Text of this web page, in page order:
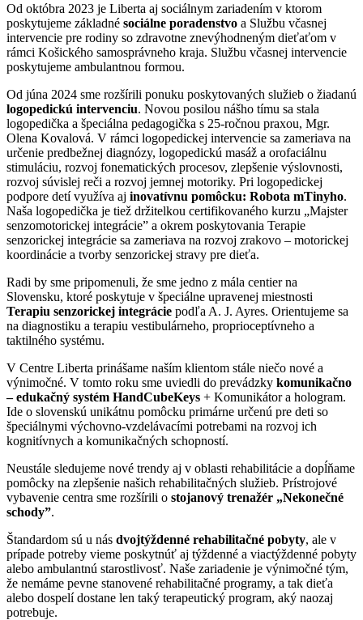
Od októbra 2023 je Liberta aj sociálnym zariadením v ktorom
poskytujeme základné sociálne poradenstvo a Službu včasnej
intervencie pre rodiny so zdravotne znevýhodneným dieťaťom v
rámci Košického samosprávneho kraja. Službu včasnej intervencie
poskytujeme ambulantnou formou.
Od júna 2024 sme rozšírili ponuku poskytovaných služieb o žiadanú
logopedickú intervenciu. Novou posilou nášho tímu sa stala
logopedička a špeciálna pedagogička s 25-ročnou praxou, Mgr.
Olena Kovalová. V rámci logopedickej intervencie sa zameriava na
určenie predbežnej diagnózy, logopedickú masáž a orofaciálnu
stimuláciu, rozvoj fonematických procesov, zlepšenie výslovnosti,
rozvoj súvislej reči a rozvoj jemnej motoriky. Pri logopedickej
podpore detí využíva aj inovatívnu pomôcku: Robota mTinyho.
Naša logopedička je tiež držitelkou certifikovaného kurzu „Majster
senzomotorickej integrácie” a okrem poskytovania Terapie
senzorickej integrácie sa zameriava na rozvoj zrakovo – motorickej
koordinácie a tvorby senzorickej stravy pre dieťa.
Radi by sme pripomenuli, že sme jedno z mála centier na
Slovensku, ktoré poskytuje v špeciálne upravenej miestnosti
Terapiu senzorickej integrácie podľa A. J. Ayres. Orientujeme sa
na diagnostiku a terapiu vestibulárneho, proprioceptívneho a
taktilného systému.
V Centre Liberta prinášame naším klientom stále niečo nové a
výnimočné. V tomto roku sme uviedli do prevádzky komunikačno
– edukačný systém HandCubeKeys + Komunikátor a hologram.
Ide o slovenskú unikátnu pomôcku primárne určenú pre deti so
špeciálnymi výchovno-vzdelávacími potrebami na rozvoj ich
kognitívnych a komunikačných schopností.
Neustále sledujeme nové trendy aj v oblasti rehabilitácie a dopĺňame
pomôcky na zlepšenie našich rehabilitačných služieb. Prístrojové
vybavenie centra sme rozšírili o stojanový trenažér „Nekonečné
schody”.
Štandardom sú u nás dvojtýždenné rehabilitačné pobyty, ale v
prípade potreby vieme poskytnúť aj týždenné a viactýždenné pobyty
alebo ambulantnú starostlivosť. Naše zariadenie je výnimočné tým,
že nemáme pevne stanovené rehabilitačné programy, a tak dieťa
alebo dospelí dostane len taký terapeutický program, aký naozaj
potrebuje.